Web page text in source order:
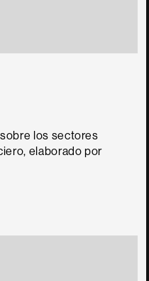
los sectores
elaborado por